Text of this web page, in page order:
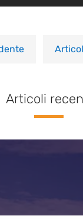
Articoli